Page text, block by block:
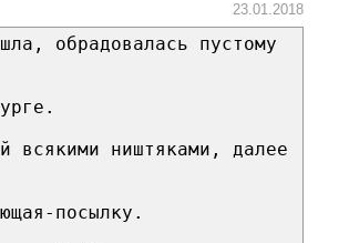
23.01.2018
обрадовалась пустому
всякими ништяками, далее
посылку.